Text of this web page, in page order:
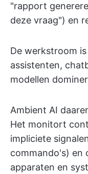
"rapport
deze vraag") en
De werkstroom
assistenten,
modellen
Ambient AI
Het monitort
impliciete
commando's) en
apparaten en